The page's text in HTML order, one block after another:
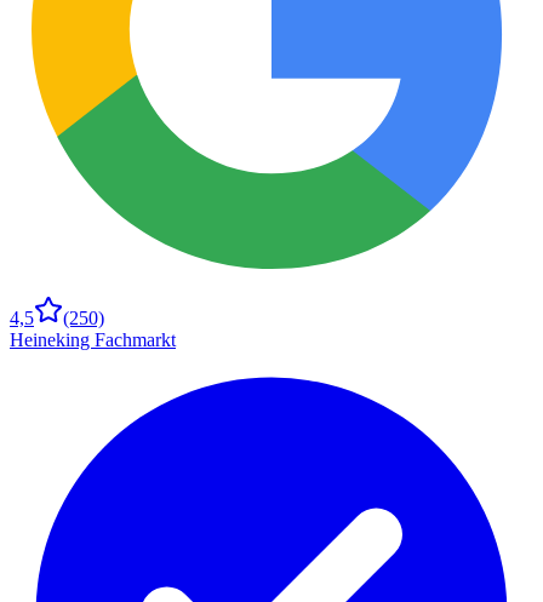
4,5
(250)
Heineking Fachmarkt